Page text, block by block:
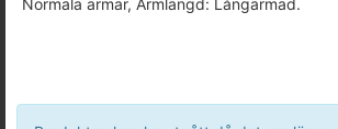
Normala ärmar, Ärmlängd: Långärmad.